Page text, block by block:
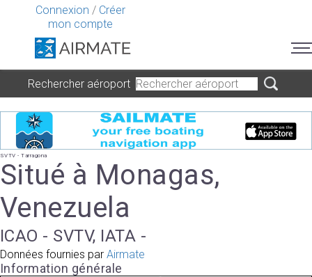
Connexion / Créer
mon compte
Rechercher aéroport
SVTV - Tarragona
Situé à Monagas,
Venezuela
ICAO - SVTV, IATA -
Données fournies par Airmate
Information générale